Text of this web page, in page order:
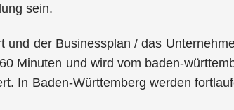
sein.
und der Businessplan / das
Minuten und wird vom baden-
In Baden-Württemberg werden